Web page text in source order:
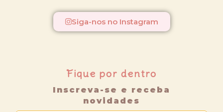
Siga-nos no Instagram
Fique por dentro
Inscreva-se e receba
novidades